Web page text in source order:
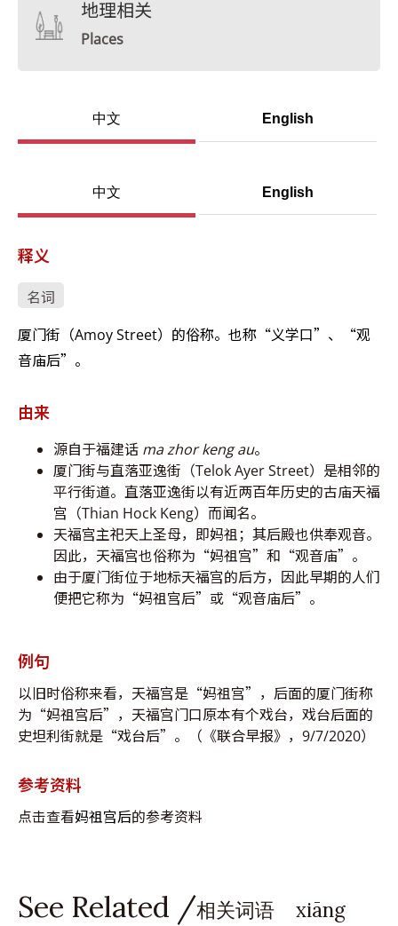
地理相关
Places
中文 English
中文 English
释义
名词
厦门街（Amoy Street）的俗称。也称“义学口”、“观
音庙后”。
由来
源自于福建话 ma zhor keng au。
厦门街与直落亚逸街（Telok Ayer Street）是相邻的
平行街道。直落亚逸街以有近两百年历史的古庙天福
宫（Thian Hock Keng）而闻名。
天福宫主祀天上圣母，即妈祖；其后殿也供奉观音。
因此，天福宫也俗称为“妈祖宫”和“观音庙”。
由于厦门街位于地标天福宫的后方，因此早期的人们
便把它称为“妈祖宫后”或“观音庙后”。
例句
以旧时俗称来看，天福宫是“妈祖宫”，后面的厦门街称
为“妈祖宫后”，天福宫门口原本有个戏台，戏台后面的
史坦利街就是“戏台后”。（《联合早报》，9/7/2020）
参考资料
点击查看妈祖宫后的参考资料
See Related /相关词语 xiāng